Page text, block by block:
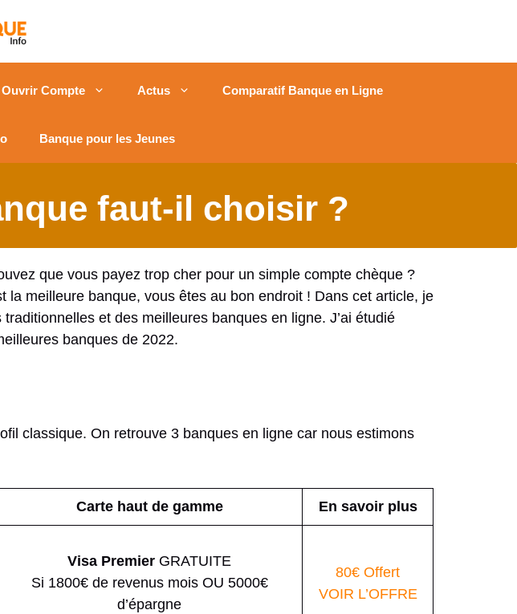
Ouvrir Compte Actus Comparatif Banque en Ligne
Banque pour les Jeunes
faut-il choisir ?
que vous payez trop cher pour un simple compte chèque ?
meilleure banque, vous êtes au bon endroit ! Dans cet article, je
et des meilleures banques en ligne. J’ai étudié
banques de 2022.
classique. On retrouve 3 banques en ligne car nous estimons
Carte haut de gamme En savoir plus
Visa Premier GRATUITE
Si 1800€ de revenus mois OU 5000€
d’épargne
80€ Offert
VOIR L’OFFRE